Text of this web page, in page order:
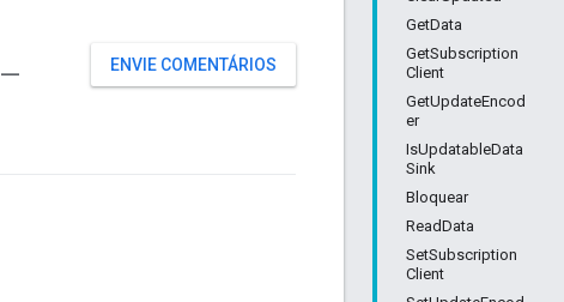
GetData
GetSubscription
Client
GetUpdateEncod
er
IsUpdatableData
Sink
Bloquear
ReadData
SetSubscription
Client
ENVIE COMENTÁRIOS